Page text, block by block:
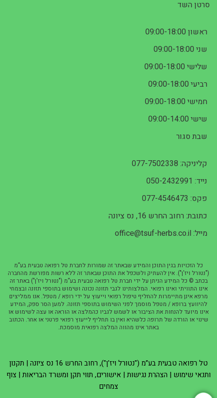
סרטן השד
ראשון 09:00-18:00
שני 09:00-18:00
שלישי 09:00-18:00
רביעי 09:00-18:00
חמישי 09:00-18:00
שישי 09:00-14:00
שבת סגור
קליניקה: 077-7502338
נייד: 050-2432991
פקס: 077-4546473
כתובת: רחוב החרש 16, נס ציונה
מייל: office@tsuf-herbs.co.il
כל הזכויות בגין התוכן והמידע שבאתר זה שמורות לחברת טל רפואה טבעית בע”מ
("נטורל ויז'ן"). אין להעתיק ולשכפל את התוכן שבאתר זה ללא רשות מפורשת מהחברה
בכתב © כל המידע הניתן על ידי חברת טל רפואה טבעית בע”מ ("נטורל ויז'ן") באתר זה
אינו התוויתי ואינו רפואי. המלצותינו לגבי תזונה נכונה ושימוש בתוספי תזונה ובצמחי
מרפא אינן מתיימרות להחליף טיפול רפואי וייעוץ על ידי רופא / מטפל. אנו ממליצים
להיוועץ ברופא / מטפל מוסמך לפני השימוש בתוספי תזונה. למען הסר ספק, המידע
אינו מיועד להנחות את הציבור או לשמש לגביו כהמלצה או הוראה או עצה לשימוש או
שינוי או הורדה של תרופה כלשהיא ואין בו תחליף לייעוץ רפואי פרטני או אחר. הכתוב
באתר אינו מהווה המלצה רפואית מוסמכת.
טל רפואה טבעית בע”מ ("נטורל ויז'ן"), רחוב החרש 16 נס ציונה |
תקנון
ותנאי שימוש | הצהרת נגישות | אישורים, תווי תקן ומשרד הבריאות | צוף
צמחים